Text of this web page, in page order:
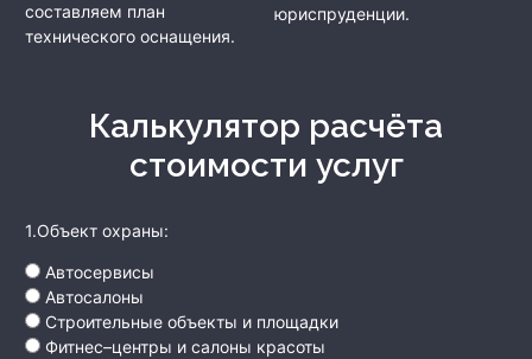
составляем план
технического оснащения.
юриспруденции.
Калькулятор расчёта
стоимости услуг
1.Объект охраны:
Автосервисы
Автосалоны
Строительные объекты и площадки
Фитнес–центры и салоны красоты